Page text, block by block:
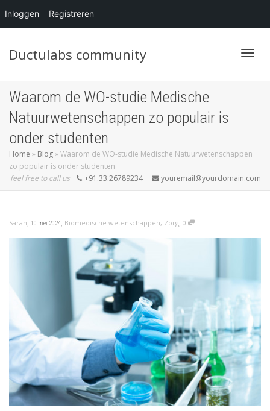
Inloggen Registreren
Ductulabs community
Waarom de WO-studie Medische
Natuurwetenschappen zo populair is
onder studenten
Home » Blog» Waarom de WO-studie Medische Natuurwetenschappen
zo populair is onder studenten
feel free to call us
+91.33.26789234 youremail@yourdomain.com
Sarah, 10 mei 2024, Biomedische wetenschappen, Zorg, 0